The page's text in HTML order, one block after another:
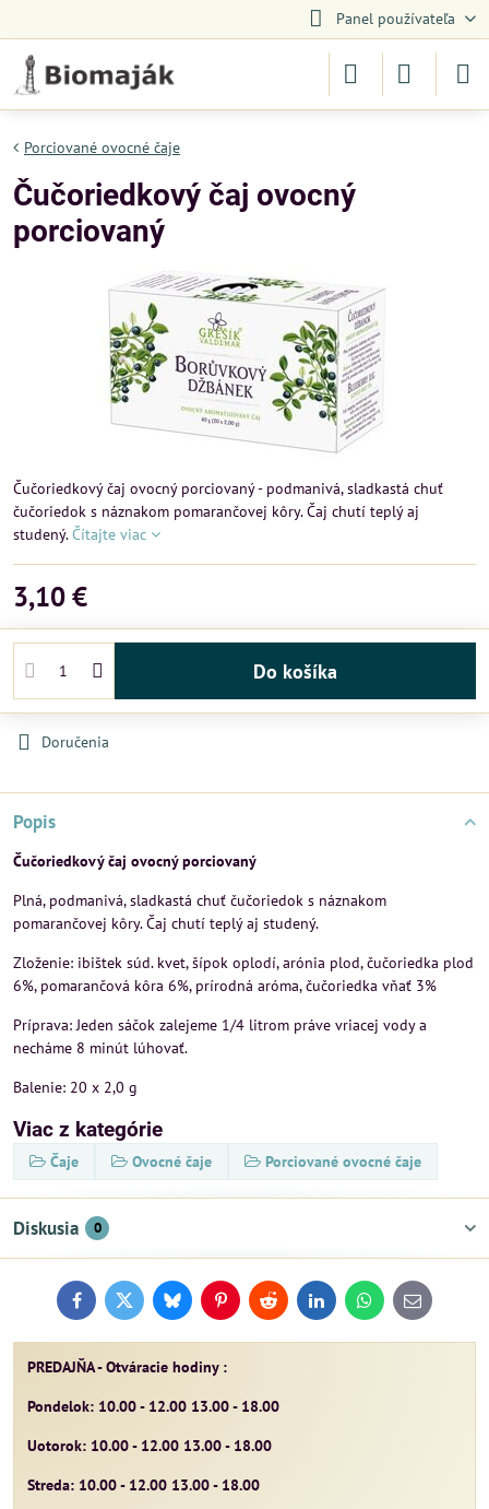
Panel používateľa
Porciované ovocné čaje
Čučoriedkový čaj ovocný
porciovaný
Čučoriedkový čaj ovocný porciovaný - podmanivá, sladkastá chuť
čučoriedok s náznakom pomarančovej kôry. Čaj chutí teplý aj
studený.Čítajte viac
3,10 €
Do košíka
Doručenia
Popis
Čučoriedkovýčaj ovocný porciovaný
Plná, podmanivá, sladkastá chuť čučoriedok s náznakom
pomarančovej kôry. Čaj chutí teplý aj studený.
Zloženie: ibištek súd. kvet, šípok oplodí, arónia plod, čučoriedka plod
6%, pomarančová kôra 6%, prírodná aróma, čučoriedka vňať 3%
Príprava: Jeden sáčok zalejeme 1/4 litrom práve vriacej vody a
necháme 8 minút lúhovať.
Balenie: 20 x 2,0 g
Viac z kategórie
Čaje Ovocné čaje Porciované ovocné čaje
Diskusia 0
FacebookTwitterBlueskyPinterestReddit LinkedInWhatsApp
E-
mail
PREDAJŇA - Otváracie hodiny :
Pondelok: 10.00 - 12.00 13.00 - 18.00
Uotorok: 10.00 - 12.00 13.00 - 18.00
Streda: 10.00 - 12.00 13.00 - 18.00